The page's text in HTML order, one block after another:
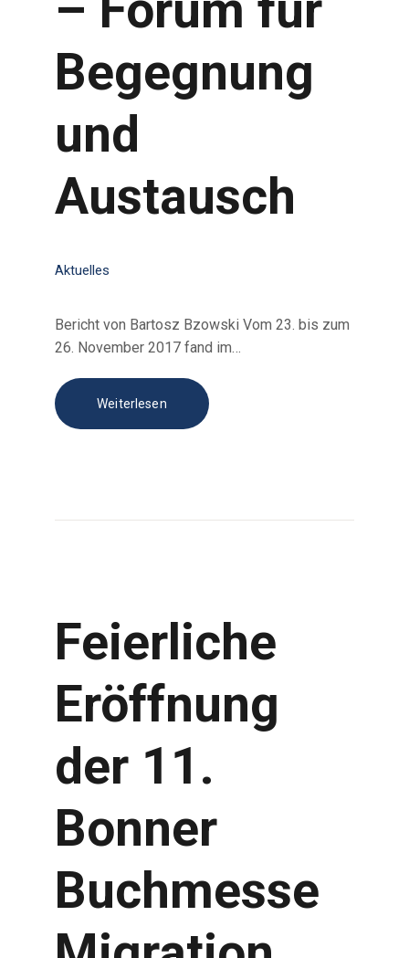
Begegnung
und
Austausch
Aktuelles
Bericht von Bartosz Bzowski Vom 23. bis zum
26. November 2017 fand im…
Weiterlesen
Feierliche
Eröffnung
der 11.
Bonner
Buchmesse